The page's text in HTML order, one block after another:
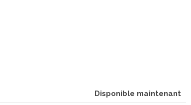
Disponible maintenant